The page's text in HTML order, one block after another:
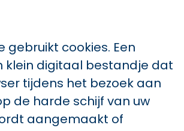
gebruikt cookies. Een
klein digitaal bestandje dat
tijdens het bezoek aan
de harde schijf van uw
aangemaakt of